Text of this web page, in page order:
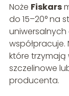
Noże Fiskars
do 15–20° na
uniwersalnych
współpracuje.
które trzymają
szczelinowe
producenta.